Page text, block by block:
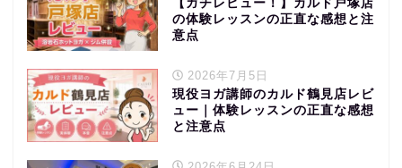
【ガチレビュー！】カルド戸塚店
の体験レッスンの正直な感想と注
意点
2026年7月5日
現役ヨガ講師のカルド鶴見店レビ
ュー｜体験レッスンの正直な感想
と注意点